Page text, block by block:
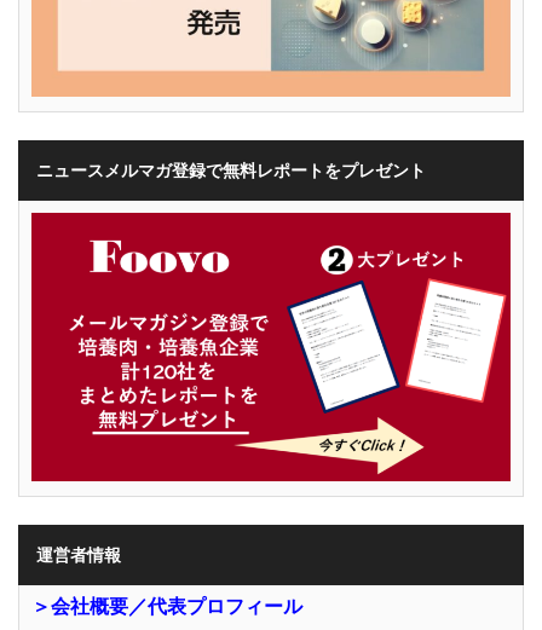
ニュースメルマガ登録で無料レポートをプレゼント
運営者情報
＞会社概要／代表プロフィール